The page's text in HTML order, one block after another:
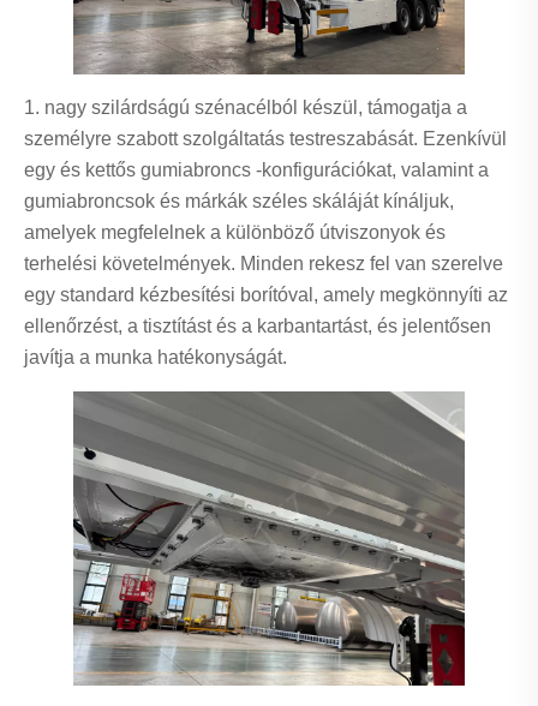
1. nagy szilárdságú szénacélból készül, támogatja a
személyre szabott szolgáltatás testreszabását. Ezenkívül
egy és kettős gumiabroncs -konfigurációkat, valamint a
gumiabroncsok és márkák széles skáláját kínáljuk,
amelyek megfelelnek a különböző útviszonyok és
terhelési követelmények. Minden rekesz fel van szerelve
egy standard kézbesítési borítóval, amely megkönnyíti az
ellenőrzést, a tisztítást és a karbantartást, és jelentősen
javítja a munka hatékonyságát.